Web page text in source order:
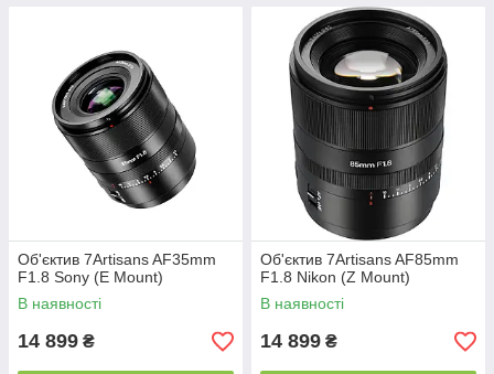
Об'єктив 7Artisans AF35mm
F1.8 Sony (E Mount)
В наявності
14 899 ₴
Об'єктив 7Artisans AF85mm
F1.8 Nikon (Z Mount)
В наявності
14 899 ₴